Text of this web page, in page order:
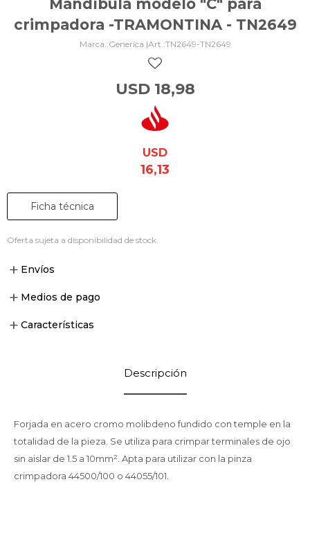
Mandíbula modelo "C" para
crimpadora -TRAMONTINA - TN2649
Generica | TN2649-TN2649
USD 18,98
USD
16,13
Ficha técnica
Oferta sujeta a disponibilidad de stock.
Envíos
Medios de pago
Características
Descripción
Forjada en acero cromo molibdeno fundido con temple en la
totalidad de la pieza. Se utiliza para crimpar terminales de ojo
sin aislar de 1.5 a 10mm². Apta para utilizar con la pinza
crimpadora 44500/100 o 44055/101.